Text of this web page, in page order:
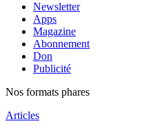
Newsletter
Apps
Magazine
Abonnement
Don
Publicité
Nos formats phares
Articles